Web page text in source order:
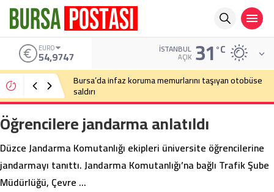
EURO
54,9747 İSTANBUL
AÇIK 31°C
Bursa’da infaz koruma memurlarını taşıyan otobüse
saldırı
Öğrencilere jandarma anlatıldı
Düzce Jandarma Komutanlığı ekipleri üniversite öğrencilerine
jandarmayı tanıttı. Jandarma Komutanlığı’na bağlı Trafik Şube
Müdürlüğü, Çevre …